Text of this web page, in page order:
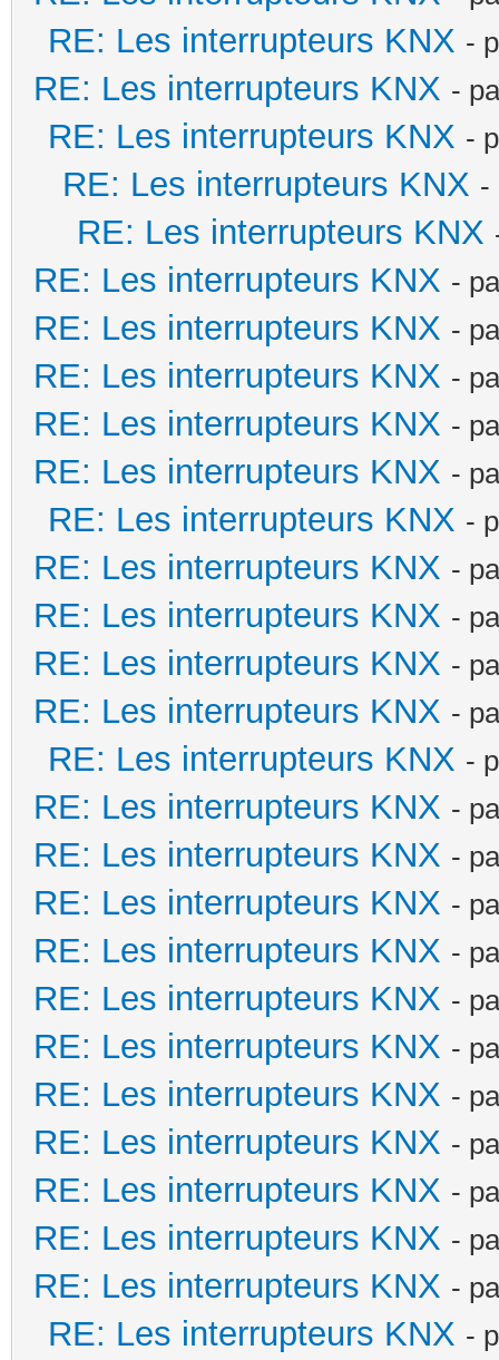
RE: Les interrupteurs KNX -
RE: Les interrupteurs KNX -
RE: Les interrupteurs KNX -
RE: Les interrupteurs KNX -
RE: Les interrupteurs KNX
RE: Les interrupteurs KNX -
RE: Les interrupteurs KNX -
RE: Les interrupteurs KNX -
RE: Les interrupteurs KNX -
RE: Les interrupteurs KNX -
RE: Les interrupteurs KNX -
RE: Les interrupteurs KNX -
RE: Les interrupteurs KNX -
RE: Les interrupteurs KNX -
RE: Les interrupteurs KNX -
RE: Les interrupteurs KNX -
RE: Les interrupteurs KNX -
RE: Les interrupteurs KNX -
RE: Les interrupteurs KNX -
RE: Les interrupteurs KNX -
RE: Les interrupteurs KNX -
RE: Les interrupteurs KNX -
RE: Les interrupteurs KNX -
RE: Les interrupteurs KNX -
RE: Les interrupteurs KNX -
RE: Les interrupteurs KNX -
RE: Les interrupteurs KNX -
RE: Les interrupteurs KNX -